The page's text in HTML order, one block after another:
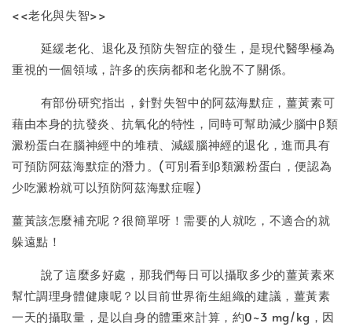
<<老化與失智>>
延緩老化、退化及預防失智症的發生，是現代醫學極為
重視的一個領域，許多的疾病都和老化脫不了關係。
有部份研究指出，針對失智中的阿茲海默症，薑黃素可
藉由本身的抗發炎、抗氧化的特性，同時可幫助減少腦中β類
澱粉蛋白在腦神經中的堆積、減緩腦神經的退化，進而具有
可預防阿茲海默症的潛力。(可別看到β類澱粉蛋白，便認為
少吃澱粉就可以預防阿茲海默症喔)
薑黃該怎麼補充呢？很簡單呀！需要的人就吃，不適合的就
躲遠點！
說了這麼多好處，那我們每日可以攝取多少的薑黃素來
幫忙調理身體健康呢？以目前世界衛生組織的建議，薑黃素
一天的攝取量，是以自身的體重來計算，約0~3 mg/kg，因